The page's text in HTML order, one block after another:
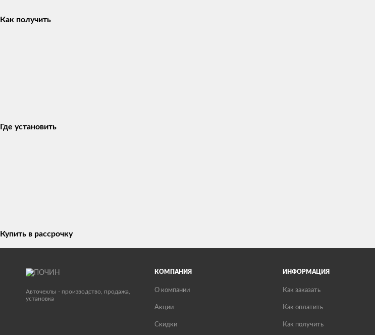
Как получить
Где установить
Купить в рассрочку
Авточехлы - производство, продажа,
установка
КОМПАНИЯ
О компании
Акции
Скидки
ИНФОРМАЦИЯ
Как заказать
Как оплатить
Как получить